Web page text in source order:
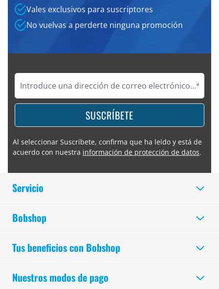
Vales exclusivos para suscriptores
No vuelvas a perderte ninguna promoción
SUSCRÍBETE
Al seleccionar Suscríbete, confirma que ha leído y está de
acuerdo con nuestra información de protección de datos.
Servicio
Bobshop
Tus beneficios con Bobshop
Nuestros modos de pago